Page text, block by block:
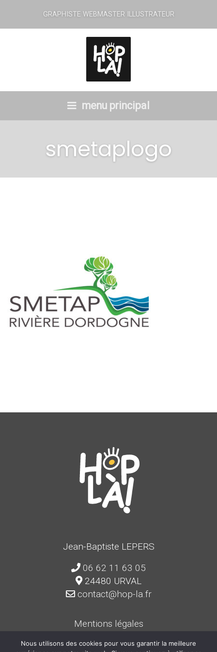
GRAPHISTE WEBMASTER ILLUSTRATEUR
menu principal
smetaplogo
Jean-Baptiste LEPERS
06 62 11 63 05
24480 URVAL
contact@hop-la.fr
Mentions légales
Nous utilisons des cookies pour vous garantir la meilleure